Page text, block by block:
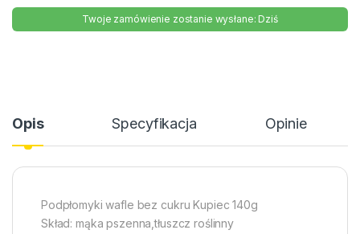
Twoje zamówienie zostanie wysłane: Dziś
Opis Specyfikacja Opinie
Podpłomyki wafle bez cukru Kupiec 140g
Skład: mąka pszenna,tłuszcz roślinny